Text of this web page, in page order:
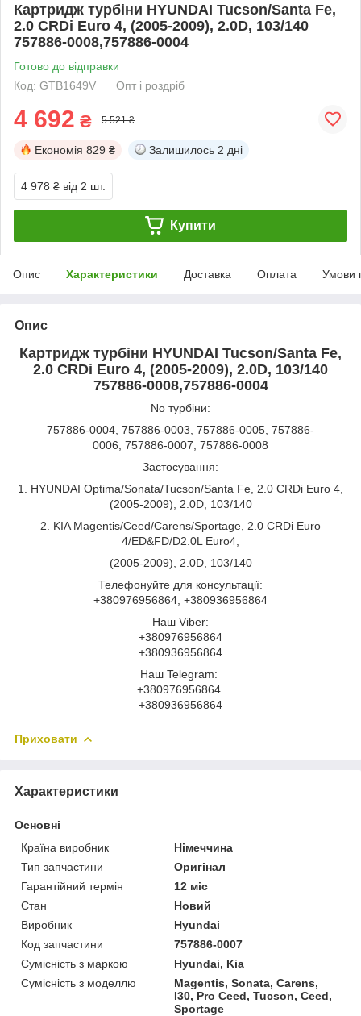
Картридж турбіни HYUNDAI Tucson/Santa Fe,
2.0 CRDi Euro 4, (2005-2009), 2.0D, 103/140
757886-0008,757886-0004
Готово до відправки
Код: GTB1649V
Опт і роздріб
4 692 ₴ 5 521 ₴
Економія 829 ₴ Залишилось 2 дні
4 978 ₴ від 2 шт.
Купити
Опис Характеристики Доставка Оплата Умови
Опис
Картридж турбіни HYUNDAI Tucson/Santa Fe,
2.0 CRDi Euro 4, (2005-2009), 2.0D, 103/140
757886-0008,757886-0004
No турбіни:
757886-0004, 757886-0003, 757886-0005, 757886-
0006, 757886-0007, 757886-0008
Застосування:
1. HYUNDAI Optima/Sonata/Tucson/Santa Fe, 2.0 CRDi Euro 4,
(2005-2009), 2.0D, 103/140
2. KIA Magentis/Ceed/Carens/Sportage, 2.0 CRDi Euro
4/ED&FD/D2.0L Euro4,
(2005-2009), 2.0D, 103/140
Телефонуйте для консультації:
+380976956864, +380936956864
Наш Viber:
+380976956864
+380936956864
Наш Telegram:
+380976956864
+380936956864
Приховати
Характеристики
Основні
Країна виробник
Німеччина
Тип запчастини
Оригінал
Гарантійний термін
12 міс
Стан
Новий
Виробник
Hyundai
Код запчастини
757886-0007
Сумісність з маркою
Hyundai, Kia
Сумісність з моделлю
Magentis, Sonata, Carens,
I30, Pro Ceed, Tucson, Ceed,
Sportage